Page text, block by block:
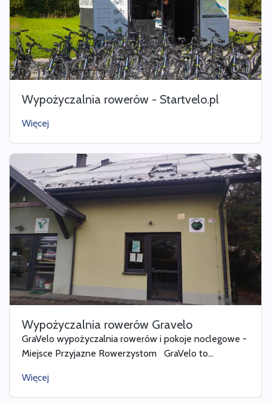
Wypożyczalnia rowerów - Startvelo.pl
Więcej
Wypożyczalnia rowerów Gravelo
GraVelo wypożyczalnia rowerów i pokoje noclegowe -
Miejsce Przyjazne Rowerzystom GraVelo to...
Więcej